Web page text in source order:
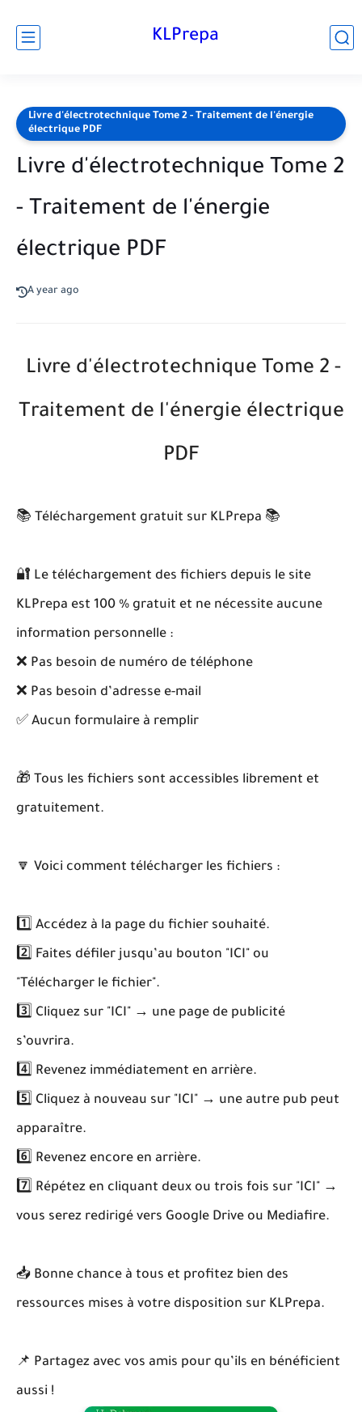
KLPrepa
Livre d'électrotechnique Tome 2 - Traitement de l'énergie
électrique PDF
Livre d'électrotechnique Tome 2
- Traitement de l'énergie
électrique PDF
A year ago
Livre d'électrotechnique Tome 2 -
Traitement de l'énergie électrique
PDF
📚 Téléchargement gratuit sur KLPrepa 📚
🔐 Le téléchargement des fichiers depuis le site
KLPrepa est 100 % gratuit et ne nécessite aucune
information personnelle :
❌ Pas besoin de numéro de téléphone
❌ Pas besoin d’adresse e-mail
✅ Aucun formulaire à remplir
🎁 Tous les fichiers sont accessibles librement et
gratuitement.
🔽 Voici comment télécharger les fichiers :
1️⃣ Accédez à la page du fichier souhaité.
2️⃣ Faites défiler jusqu’au bouton "ICI" ou
"Télécharger le fichier".
3️⃣ Cliquez sur "ICI" → une page de publicité
s’ouvrira.
4️⃣ Revenez immédiatement en arrière.
5️⃣ Cliquez à nouveau sur "ICI" → une autre pub peut
apparaître.
6️⃣ Revenez encore en arrière.
7️⃣ Répétez en cliquant deux ou trois fois sur "ICI" →
vous serez redirigé vers Google Drive ou Mediafire.
📥 Bonne chance à tous et profitez bien des
ressources mises à votre disposition sur KLPrepa.
📌 Partagez avec vos amis pour qu’ils en bénéficient
aussi !